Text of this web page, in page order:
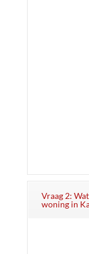
Vraag 2:
woning in